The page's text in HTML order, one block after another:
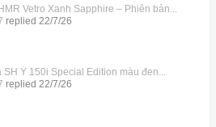
Vetro Xanh Sapphire – Phiên bản...
replied 22/7/26
Ý 150i Special Edition màu đen...
replied 22/7/26